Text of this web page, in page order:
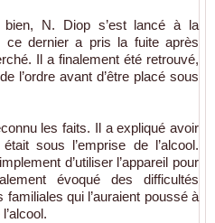
bien, N. Diop s’est lancé à la
ce dernier a pris la fuite après
Il a finalement été retrouvé,
l’ordre avant d’être placé sous
les faits. Il a expliqué avoir
sous l’emprise de l’alcool.
d’utiliser l’appareil pour
évoqué des difficultés
qui l’auraient poussé à